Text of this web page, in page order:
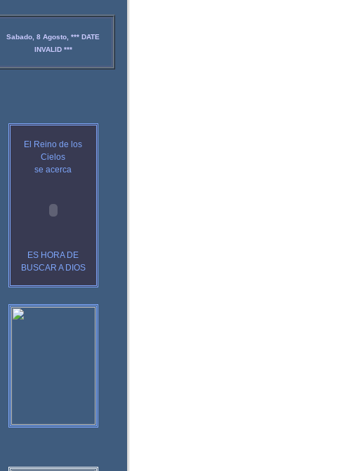
Sabado, 8 Agosto, *** DATE
INVALID ***
El Reino de los
Cielos
se acerca
ES HORA DE
BUSCAR A DIOS